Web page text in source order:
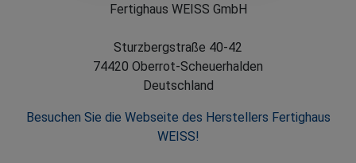
Fertighaus WEISS GmbH
Sturzbergstraße 40-42
74420 Oberrot-Scheuerhalden
Deutschland
Besuchen Sie die Webseite des Herstellers Fertighaus
WEISS!